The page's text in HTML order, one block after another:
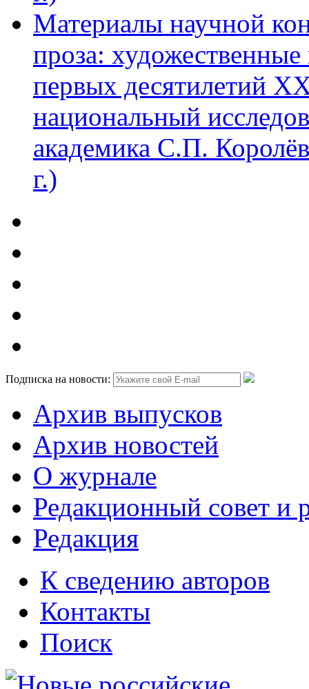
Материалы научной
проза: художественные
первых десятилетий
национальный
академика С.П.
г.)
Подписка на новости:
Архив выпусков
Архив новостей
О журнале
Редакционный совет и
Редакция
К сведению авторов
Контакты
Поиск